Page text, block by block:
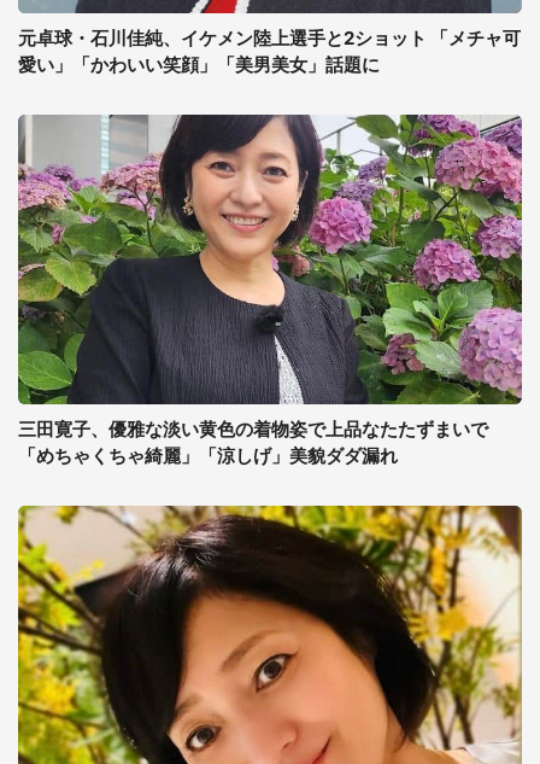
元卓球・石川佳純、イケメン陸上選手と2ショット 「メチャ可
愛い」「かわいい笑顔」「美男美女」話題に
三田寛子、優雅な淡い黄色の着物姿で上品なたたずまいで
「めちゃくちゃ綺麗」「涼しげ」美貌ダダ漏れ